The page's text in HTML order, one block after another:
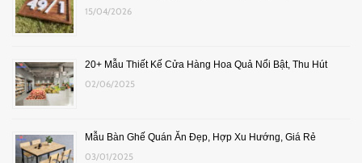
15/04/2026
20+ Mẫu Thiết Kế Cửa Hàng Hoa Quả Nổi Bật, Thu Hút
02/06/2025
Mẫu Bàn Ghế Quán Ăn Đẹp, Hợp Xu Hướng, Giá Rẻ
03/01/2025